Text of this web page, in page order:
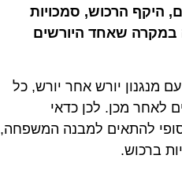
היקף הרכוש, סמכויות
במקרה שאחד היורשים
מנגנון יורש אחר יורש, כל
לאחר מכן. לכן כדאי
להתאים למבנה המשפחה,
ברכוש.